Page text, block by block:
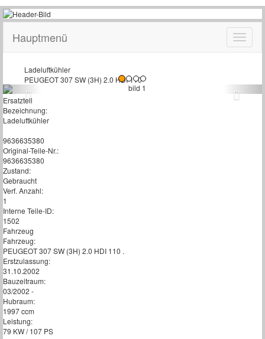
Hauptmenü
Ladeluftkühler
PEUGEOT 307 SW (3H) 2.0 HDI 110
Ersatzteil
Bezeichnung:
Ladeluftkühler
9636635380
Original-Teile-Nr.:
9636635380
Zustand:
Gebraucht
Verf. Anzahl:
1
Interne Teile-ID:
1502
Fahrzeug
Fahrzeug:
PEUGEOT 307 SW (3H) 2.0 HDI 110 .
Erstzulassung:
31.10.2002
Bauzeitraum:
03/2002 -
Hubraum:
1997 ccm
Leistung:
79 KW / 107 PS